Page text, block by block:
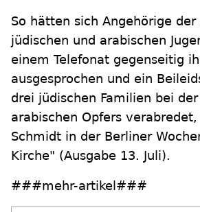
So hätten sich Angehörige
jüdischen und arabischen
einem Telefonat gegenseitig
ausgesprochen und ein
drei jüdischen Familien bei
arabischen Opfers
Schmidt in der Berliner
Kirche" (Ausgabe 13. Juli).
###mehr-artikel###